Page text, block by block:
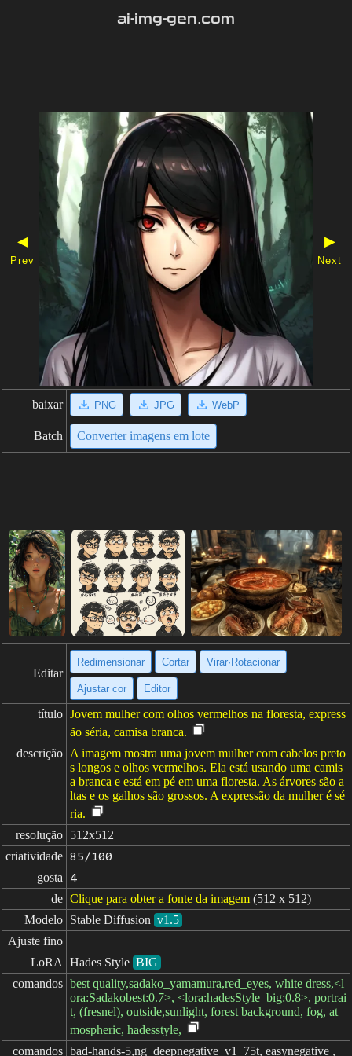
ai-img-gen.com
◀
Prev
▶
Next
baixar PNG JPG WebP
Batch Converter imagens em lote
Editar
Redimensionar Cortar Virar·Rotacionar
Ajustar cor Editor
título Jovem mulher com olhos vermelhos na floresta, express
ão séria, camisa branca.
descrição A imagem mostra uma jovem mulher com cabelos preto
s longos e olhos vermelhos. Ela está usando uma camis
a branca e está em pé em uma floresta. As árvores são a
ltas e os galhos são grossos. A expressão da mulher é sé
ria.
resolução 512x512
criatividade 85/100
gosta 4
de Clique para obter a fonte da imagem (512 x 512)
Modelo Stable Diffusion v1.5
Ajuste fino
LoRA
Hades Style BIG
comandos best quality,sadako_yamamura,red_eyes, white dress,<l
ora:Sadakobest:0.7>, <lora:hadesStyle_big:0.8>, portrai
t, (fresnel), outside,sunlight, forest background, fog, at
mospheric, hadesstyle,
comandos bad-hands-5,ng_deepnegative_v1_75t, easynegative ,